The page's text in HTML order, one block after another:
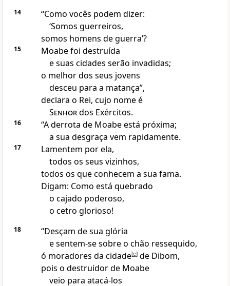
14
“Como vocês podem dizer:
‘Somos guerreiros,
somos homens de guerra’?
15
Moabe foi destruída
e suas cidades serão invadidas;
o melhor dos seus jovens
desceu para a matança”,
declara o Rei, cujo nome é
Senhordos Exércitos.
16
“A derrota de Moabe está próxima;
a sua desgraça vem rapidamente.
17
Lamentem por ela,
todos os seus vizinhos,
todos os que conhecem a sua fama.
Digam: Como está quebrado
o cajado poderoso,
o cetro glorioso!
18
“Desçam de sua glória
e sentem-se sobre o chão ressequido,
ó moradores da cidade[e]de Dibom,
pois o destruidor de Moabe
veio para atacá-los